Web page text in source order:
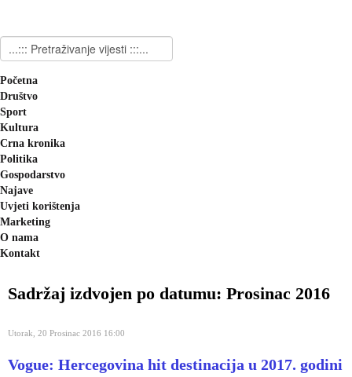
Početna
Društvo
Sport
Kultura
Crna kronika
Politika
Gospodarstvo
Najave
Uvjeti korištenja
Marketing
O nama
Kontakt
Sadržaj izdvojen po datumu: Prosinac 2016
Utorak, 20 Prosinac 2016 16:00
Vogue: Hercegovina hit destinacija u 2017. godini